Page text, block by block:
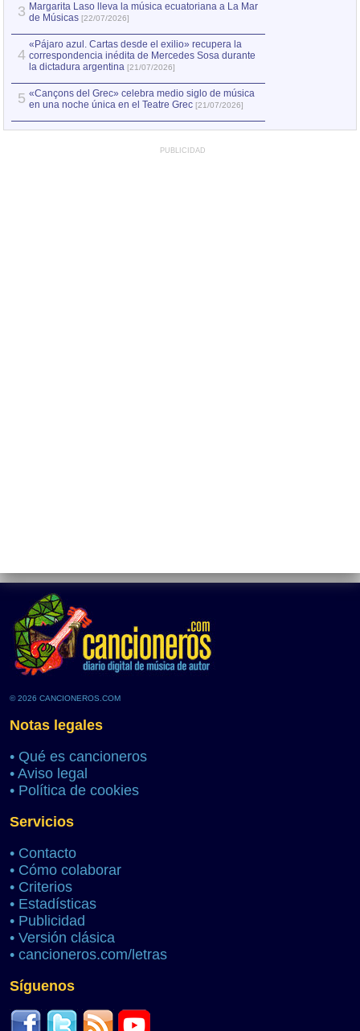
3 Margarita Laso lleva la música ecuatoriana a La Mar
de Músicas [22/07/2026]
4
«Pájaro azul. Cartas desde el exilio» recupera la
correspondencia inédita de Mercedes Sosa durante
la dictadura argentina [21/07/2026]
5 «Cançons del Grec» celebra medio siglo de música
en una noche única en el Teatre Grec [21/07/2026]
PUBLICIDAD
© 2026 CANCIONEROS.COM
Notas legales
• Qué es cancioneros
• Aviso legal
• Política de cookies
Servicios
• Contacto
• Cómo colaborar
• Criterios
• Estadísticas
• Publicidad
• Versión clásica
• cancioneros.com/letras
Síguenos